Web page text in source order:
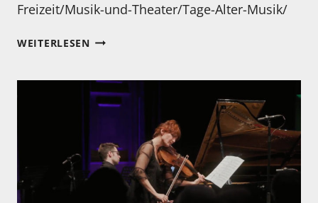
Freizeit/Musik-und-Theater/Tage-Alter-Musik/
WEITERLESENTAGE
IN
HERNE
GESTARTET!